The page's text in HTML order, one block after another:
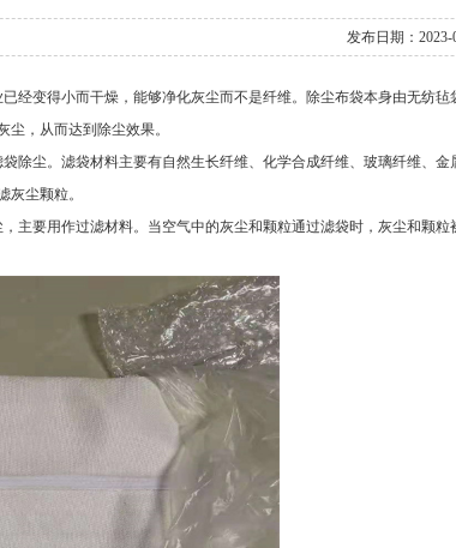
发布日期：2023-
经变得小而干燥，能够净化灰尘而不是纤维。除尘布袋本身由无纺
，从而达到除尘效果。
除尘。滤袋材料主要有自然生长纤维、化学合成纤维、玻璃纤维、金
灰尘颗粒。
主要用作过滤材料。当空气中的灰尘和颗粒通过滤袋时，灰尘和颗